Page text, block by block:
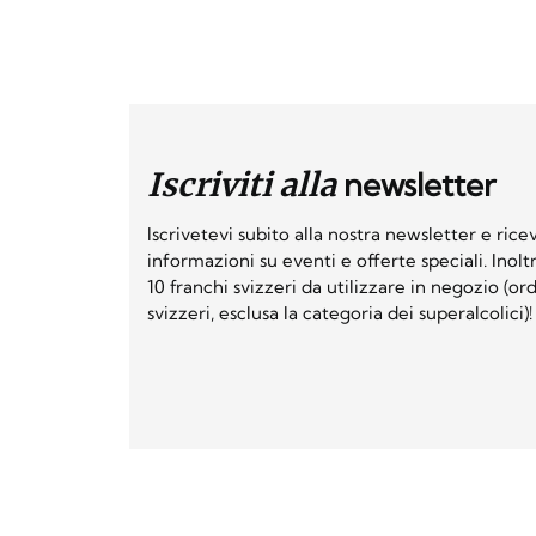
Iscriviti allanewsletter
Iscrivetevi subito alla nostra newsletter e
informazioni su eventi e offerte speciali.
10 franchi svizzeri da utilizzare in negozio
svizzeri, esclusa la categoria dei superalcolici)!